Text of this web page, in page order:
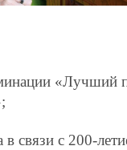
«Лучший
в связи с 200-